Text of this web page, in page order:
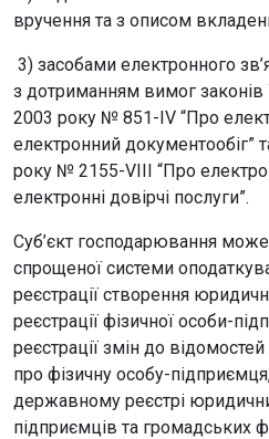
вручення та з описом
3) засобами електронного
з дотриманням вимог законів
2003 року № 851-ІV “Про
електронний документообіг”
року № 2155-VIII “Про
електронні довірчі послуги”.
Суб’єкт господарювання
спрощеної системи
реєстрації створення
реєстрації фізичної особи-
реєстрації змін до
про фізичну особу-
державному реєстрі
підприємців та громадських